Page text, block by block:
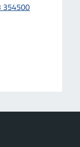
354500